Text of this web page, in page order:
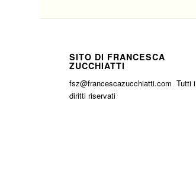
SITO DI FRANCESCA
ZUCCHIATTI
fsz@francescazucchiatti.com Tutti i
diritti riservati